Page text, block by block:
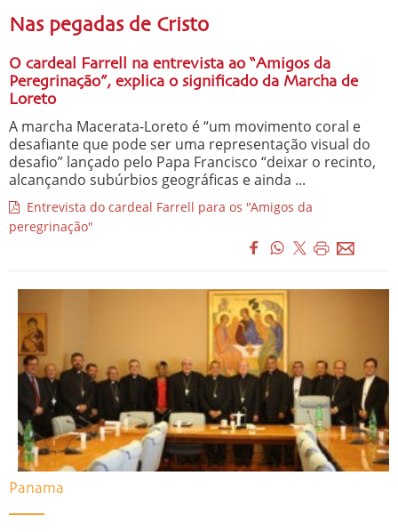
Nas pegadas de Cristo
O cardeal Farrell na entrevista ao “Amigos da
Peregrinação”, explica o significado da Marcha de
Loreto
A marcha Macerata-Loreto é “um movimento coral e
desafiante que pode ser uma representação visual do
desafio” lançado pelo Papa Francisco “deixar o recinto,
alcançando subúrbios geográficas e ainda ...
Entrevista do cardeal Farrell para os "Amigos da
peregrinação"
Panama